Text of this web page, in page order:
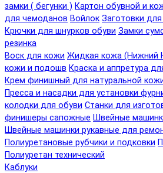
замки ( бегунки ) Картон обувной и
для чемоданов Войлок Заготовки
Крючки для шнурков обуви Замки
резинка
Воск для кожи Жидкая кожа (Нижний
кожи и подошв Краска и аппретура
Крем финишный для натуральной
Пресса и насадки для установки
колодки для обуви Станки для
финишеры сапожные Швейные
Швейные машинки рукавные для
Полиуретановые рубчики и подковки
Полиуретан технический
Каблуки